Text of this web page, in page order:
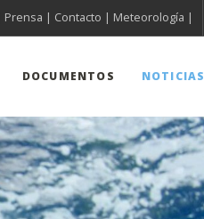
Prensa | Contacto | Meteorología |
DOCUMENTOS NOTICIAS